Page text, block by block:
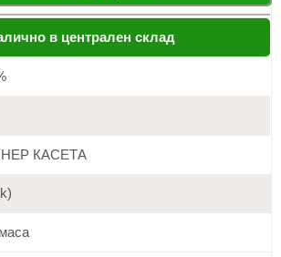
в централен склад
КАСЕТА